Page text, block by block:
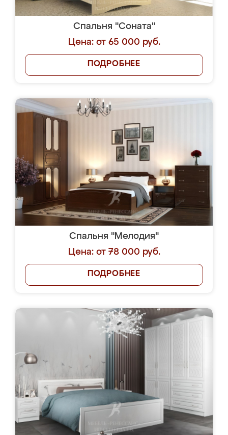
Спальня "Соната"
Цена: от 65 000 руб.
ПОДРОБНЕЕ
Спальня "Мелодия"
Цена: от 78 000 руб.
ПОДРОБНЕЕ